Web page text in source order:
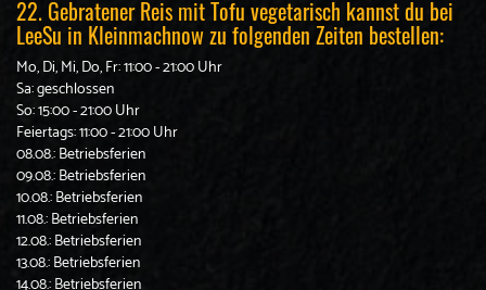
22. Gebratener Reis mit Tofu vegetarisch kannst du bei
LeeSu in Kleinmachnow zu folgenden Zeiten bestellen:
Mo, Di, Mi, Do, Fr: 11:00 - 21:00 Uhr
Sa: geschlossen
So: 15:00 - 21:00 Uhr
Feiertags: 11:00 - 21:00 Uhr
08.08.: Betriebsferien
09.08.: Betriebsferien
10.08.: Betriebsferien
11.08.: Betriebsferien
12.08.: Betriebsferien
13.08.: Betriebsferien